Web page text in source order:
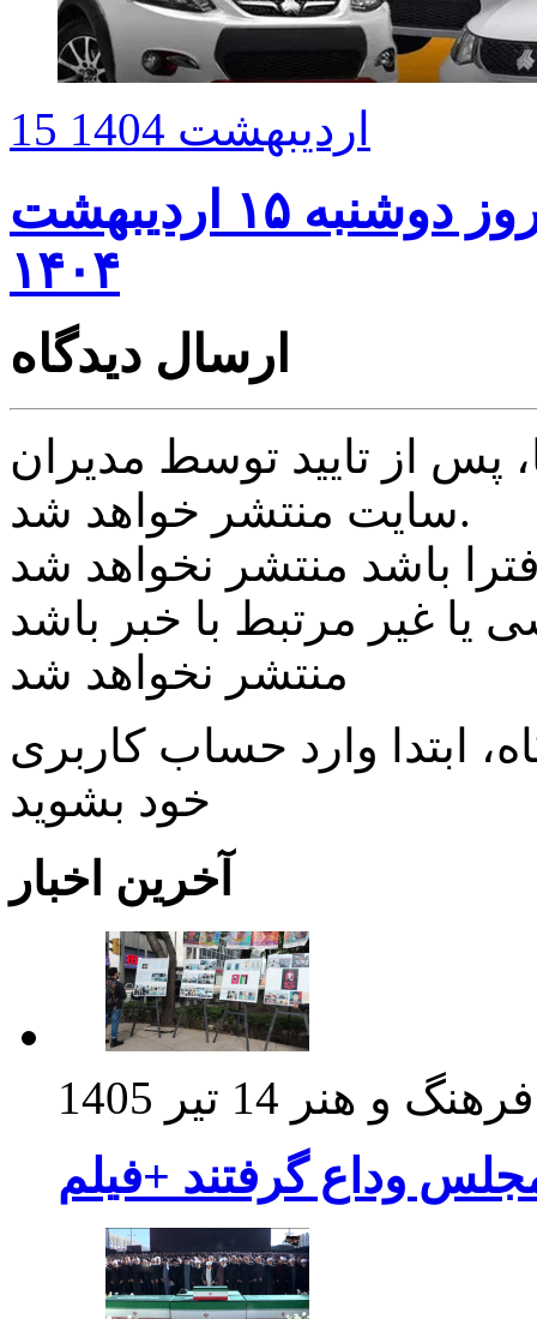
15 اردیبهشت 1404
قیمت خودرو‌های سایپا امروز دوشنبه ۱۵ اردیبهشت
۱۴۰۴
ارسال دیدگاه
از تایید توسط مدیران
سایت منتشر خواهد شد.
یا غیر مرتبط با خبر باشد
منتشر نخواهد شد
ابتدا وارد حساب كاربری
خود بشويد
آخرین اخبار
فرهنگ و هنر 14 تیر 1405
وداع گرفتند +فیلم